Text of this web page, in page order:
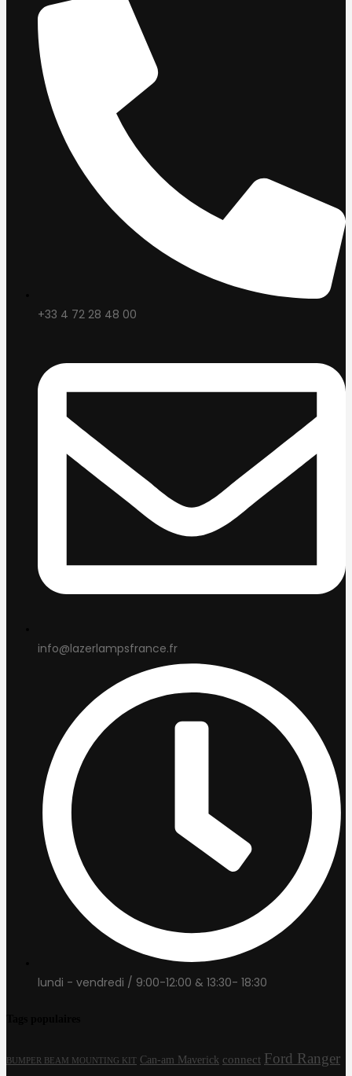
+33 4 72 28 48 00
info@lazerlampsfrance.fr
lundi - vendredi / 9:00-12:00 & 13:30- 18:30
BUMPER BEAM MOUNTING KIT Can-am Maverick connect Ford Ranger